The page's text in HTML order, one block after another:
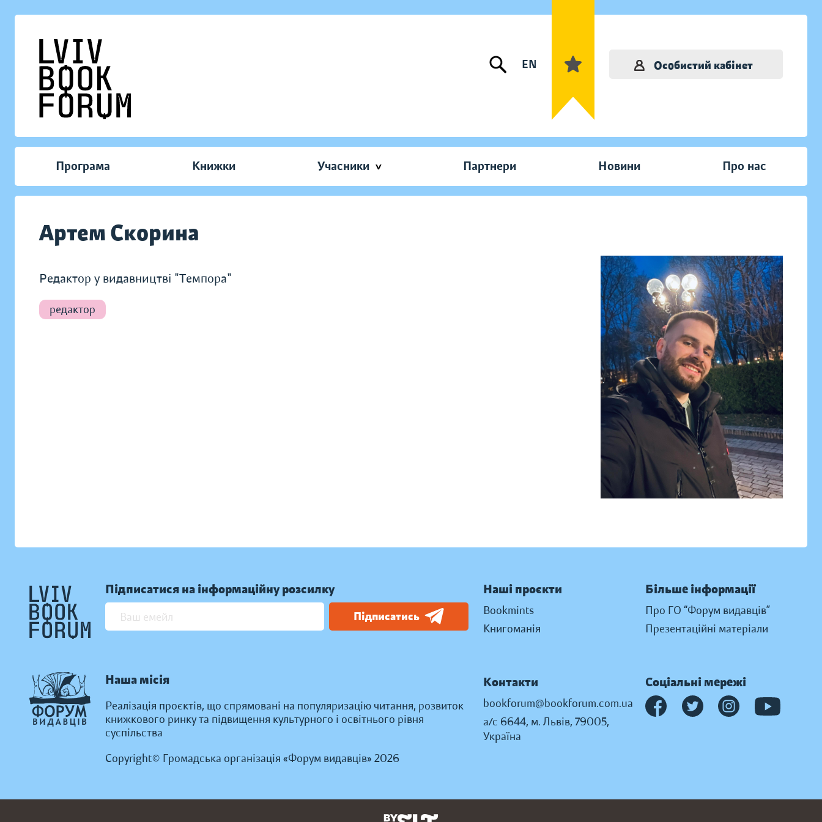
EN Особистий кабінет
Програма Книжки Учасники Партнери Новини Про нас
Артем Скорина
Редактор у видавництві "Темпора"
редактор
Підписатися на інформаційну розсилку
Підписатись
Наша місія
Реалізація проєктів, що спрямовані на популяризацію читання, розвиток
книжкового ринку та підвищення культурного і освітнього рівня
суспільства
Copyright© Громадська організація «Форум видавців» 2026
Наші проєкти
Bookmints
Книгоманія
Більше інформації
Про ГО “Форум видавців”
Презентаційні матеріали
Контакти
bookforum@bookforum.com.ua
а/с 6644, м. Львів, 79005,
Україна
Соціальні мережі